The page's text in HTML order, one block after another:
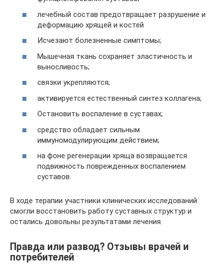
лечебный состав предотвращает разрушение и
деформацию хрящей и костей
Исчезают болезненные симптомы;
Мышечная ткань сохраняет эластичность и
выносливость;
связки укрепляются;
активируется естественный синтез коллагена;
Остановить воспаление в суставах;
средство обладает сильным
иммуномодулирующим действием;
на фоне регенерации хряща возвращается
подвижность поврежденных воспалением
суставов.
В ходе терапии участники клинических исследований
смогли восстановить работу суставных структур и
остались довольны результатами лечения.
Правда или развод? Отзывы врачей и
потребителей